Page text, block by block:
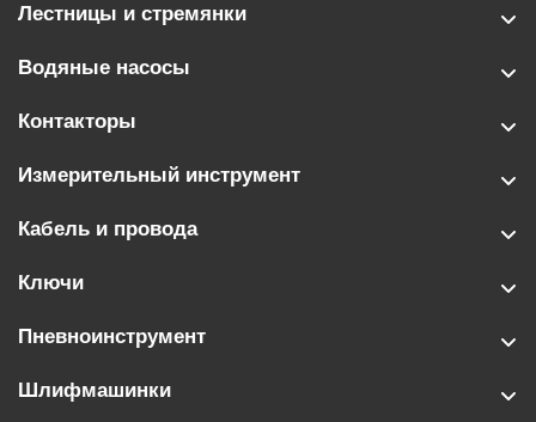
Лестницы и стремянки
Водяные насосы
Контакторы
Измерительный инструмент
Кабель и провода
Ключи
Пневноинструмент
Шлифмашинки